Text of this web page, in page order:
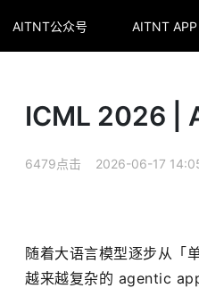
AITNT公众号 AITNT APP
ICML 2026 |
6479点击 2026-06-17
随着大语言模型逐步从「
越来越复杂的 agentic